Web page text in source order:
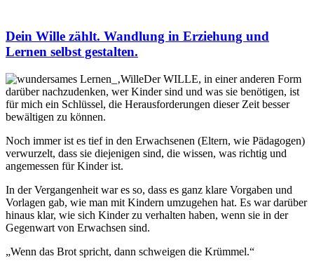
Dein Wille zählt. Wandlung in Erziehung und
Lernen selbst gestalten.
Der WILLE, in einer anderen Form
darüber nachzudenken, wer Kinder sind und was sie benötigen, ist
für mich ein Schlüssel, die Herausforderungen dieser Zeit besser
bewältigen zu können.
Noch immer ist es tief in den Erwachsenen (Eltern, wie Pädagogen)
verwurzelt, dass sie diejenigen sind, die wissen, was richtig und
angemessen für Kinder ist.
In der Vergangenheit war es so, dass es ganz klare Vorgaben und
Vorlagen gab, wie man mit Kindern umzugehen hat. Es war darüber
hinaus klar, wie sich Kinder zu verhalten haben, wenn sie in der
Gegenwart von Erwachsen sind.
„Wenn das Brot spricht, dann schweigen die Krümmel.“